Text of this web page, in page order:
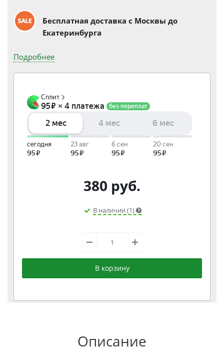
Бесплатная доставка c Москвы до
Екатеринбурга
Подробнее
380 руб.
В наличии (1)
В корзину
Описание